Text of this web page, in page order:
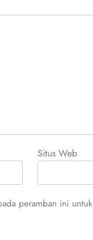
Situs Web
peramban ini untuk